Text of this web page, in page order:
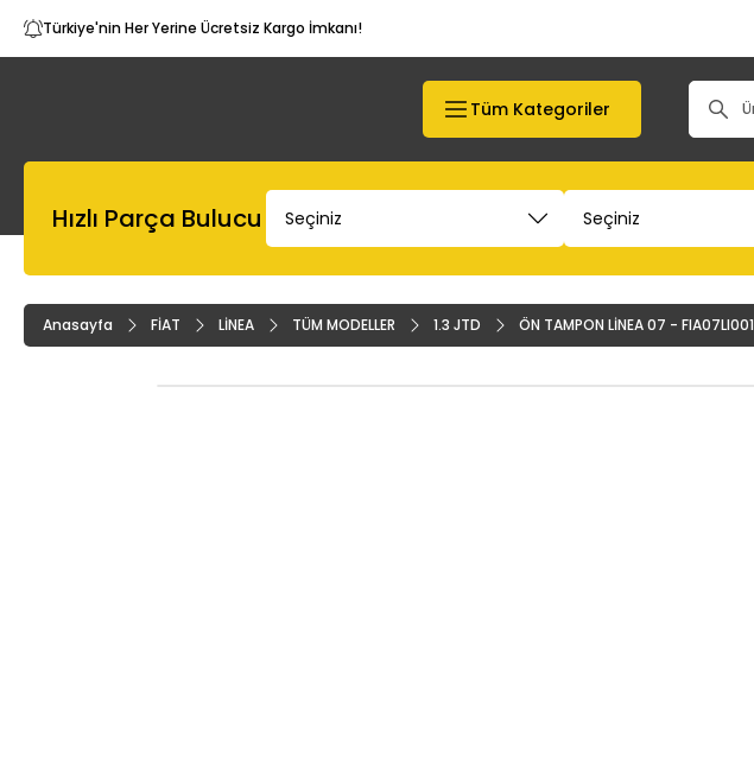
Türkiye'nin Her Yerine Ücretsiz Kargo İmkanı!
Tüm Kategoriler
Hızlı Parça Bulucu
Anasayfa FİAT LİNEA TÜM MODELLER 1.3 JTD ÖN TAMPON LİNEA 07 - FIA07LI001